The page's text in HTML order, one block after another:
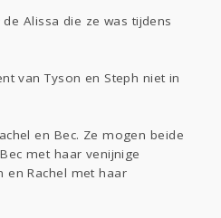
Alissa die ze was tijdens
van Tyson en Steph niet in
en Bec. Ze mogen beide
met haar venijnige
en Rachel met haar